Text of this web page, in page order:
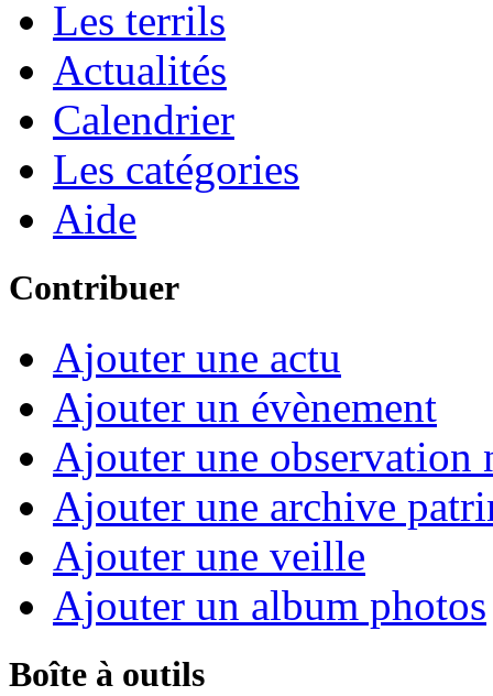
Les terrils
Actualités
Calendrier
Les catégories
Aide
Contribuer
Ajouter une actu
Ajouter un évènement
Ajouter une observation
Ajouter une archive
Ajouter une veille
Ajouter un album photos
Boîte à outils